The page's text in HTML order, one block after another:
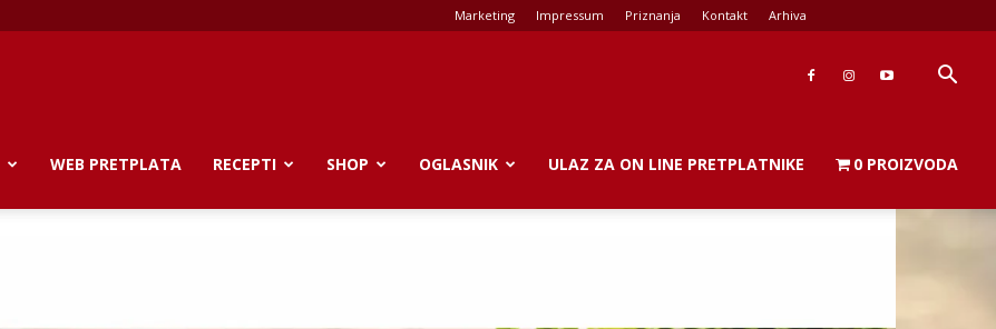
Marketing Impressum Priznanja Kontakt Arhiva
WEB PRETPLATA RECEPTI SHOP OGLASNIK ULAZ ZA ON LINE PRETPLATNIKE 0 PROIZVODA